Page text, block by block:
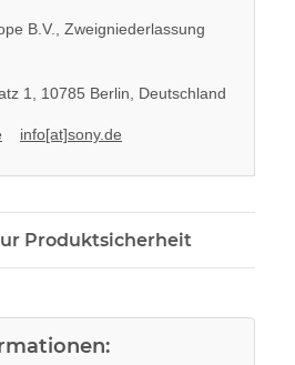
B.V., Zweigniederlassung
1, 10785 Berlin, Deutschland
info[at]sony.de
Produktsicherheit